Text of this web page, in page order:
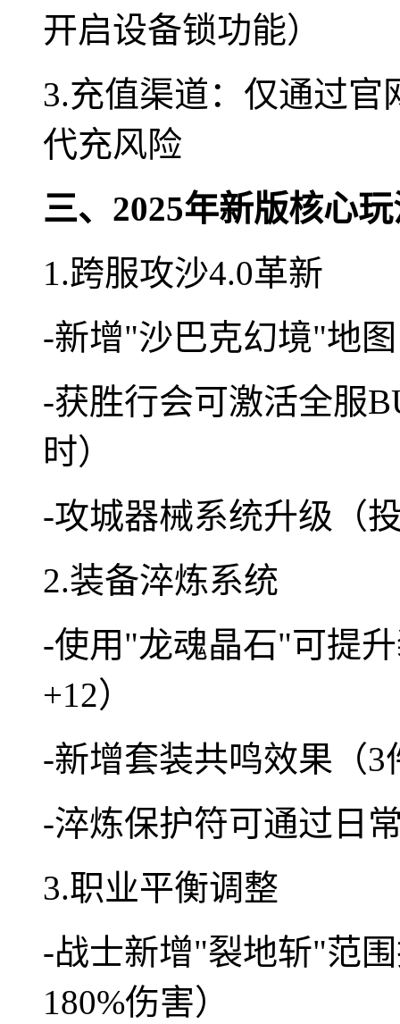
开启设备锁功能）
3.充值渠道：仅通过
代充风险
三、2025年新版核心
1.跨服攻沙4.0革新
-新增"沙巴克幻境"地
-获胜行会可激活全服
时）
-攻城器械系统升级（
2.装备淬炼系统
-使用"龙魂晶石"可提
+12）
-新增套装共鸣效果（3
-淬炼保护符可通过日
3.职业平衡调整
-战士新增"裂地斩"范
180%伤害）